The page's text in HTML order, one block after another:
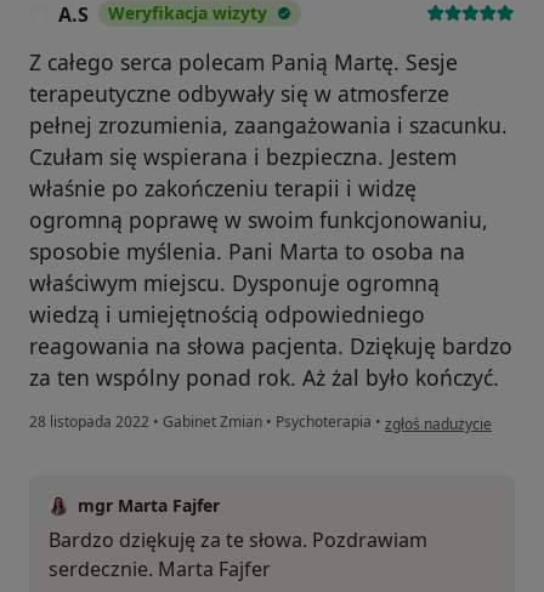
A.S Weryfikacja wizyty
Z całego serca polecam Panią Martę. Sesje
terapeutyczne odbywały się w atmosferze
pełnej zrozumienia, zaangażowania i szacunku.
Czułam się wspierana i bezpieczna. Jestem
właśnie po zakończeniu terapii i widzę
ogromną poprawę w swoim funkcjonowaniu,
sposobie myślenia. Pani Marta to osoba na
właściwym miejscu. Dysponuje ogromną
wiedzą i umiejętnością odpowiedniego
reagowania na słowa pacjenta. Dziękuję bardzo
za ten wspólny ponad rok. Aż żal było kończyć.
28 listopada 2022 • Gabinet Zmian • Psychoterapia • w opinii użytkownika
zgłoś nadużycie
mgr Marta Fajfer
Bardzo dziękuję za te słowa. Pozdrawiam
serdecznie. Marta Fajfer